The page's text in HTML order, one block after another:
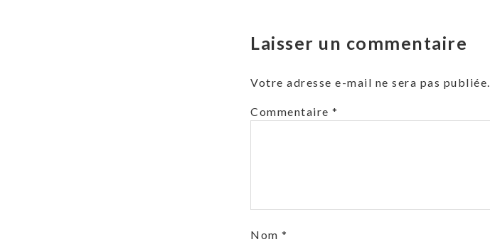
Laisser un commentaire
Votre adresse e-mail ne sera pas publiée.
Commentaire *
Nom *